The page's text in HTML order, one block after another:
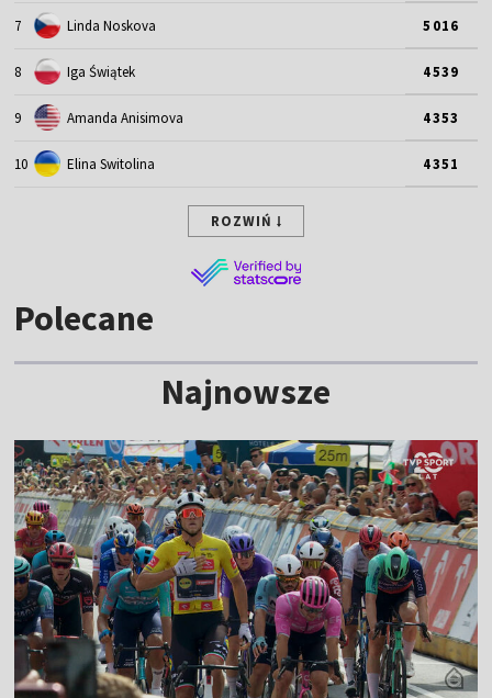
7 Linda Noskova 5016
8 Iga Świątek 4539
9 Amanda Anisimova 4353
10 Elina Switolina 4351
ROZWIŃ
Polecane
Najnowsze